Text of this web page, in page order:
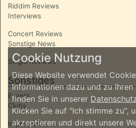
Riddim Reviews
Interviews
Concert Reviews
Sonstige News
Single Reviews
Sonstiges
Events
Clubs
Impressum
Cookie Nutzung
Diese Website verwendet
Informationen dazu und zu Ihren
finden Sie in unserer
Klicken Sie auf "Ich stimme zu",
akzeptieren und direkt unsere